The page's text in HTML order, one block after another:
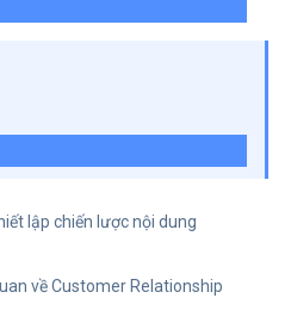
lập chiến lược nội dung
về Customer Relationship